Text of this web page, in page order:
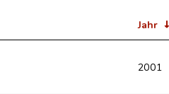
Jahr
2001